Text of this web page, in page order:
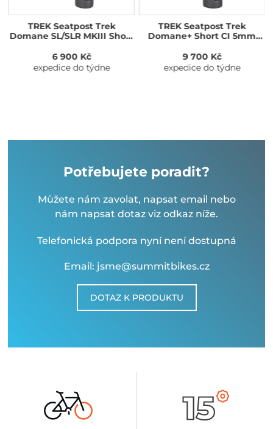
TREK Seatpost Trek
Domane SL/SLR MKIII Short
6 900 Kč
expedice do týdne
TREK Seatpost Trek
Domane+ Short CI 5mm
9 700 Kč
expedice do týdne
Potřebujete poradit?
Můžete nám zavolat, napsat email nebo
nám napsat dotaz viz odkaz níže.
Telefonická podpora nyní není dostupná
Email: jsme@summitbikes.cz
DOTAZ K PRODUKTU